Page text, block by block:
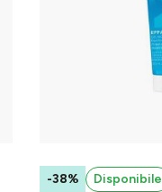
-38% Disponibile